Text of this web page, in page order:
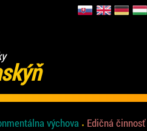
výchova Edičná činnosť